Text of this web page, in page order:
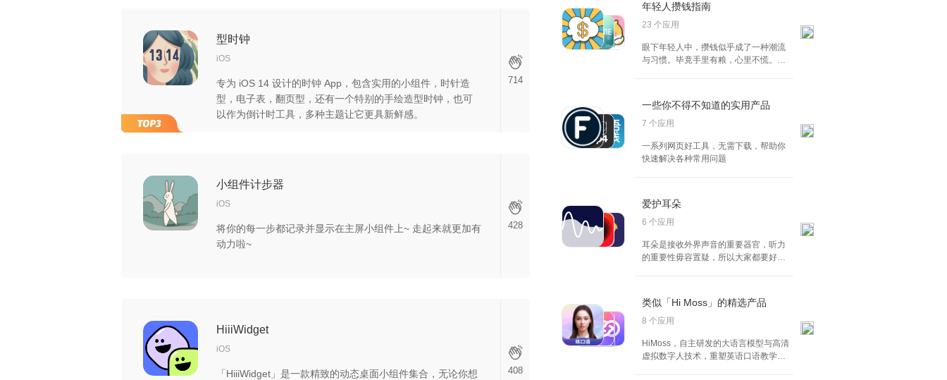
型时钟
iOS
专为 iOS 14 设计的时钟 App，包含实用的小组件，时针造
型，电子表，翻页型，还有一个特别的手绘造型时钟，也可
以作为倒计时工具，多种主题让它更具新鲜感。
714
小组件计步器
iOS
将你的每一步都记录并显示在主屏小组件上~ 走起来就更加有
动力啦~
428
HiiiWidget
iOS
「HiiiWidget」是一款精致的动态桌面小组件集合，无论你想
408
年轻人攒钱指南
23 个应用
眼下年轻人中，攒钱似乎成了一种潮流
与习惯。毕竟手里有粮，心里不慌。攒
确和长远的决定，把钱花在刀刃上，花
在那些真正提升生活品质的物品与服务
上。也许你可以从记账开始，可以帮助
金，同时也能够使自己的财务状况有条
理、有序，让自己的周转变得更加顺
一些你不得不知道的实用产品
7 个应用
一系列网页好工具，无需下载，帮助你
快速解决各种常用问题
爱护耳朵
6 个应用
耳朵是接收外界声音的重要器官，听力
的重要性毋容置疑，所以大家都要好好
类似「Hi Moss」的精选产品
8 个应用
HiMoss，自主研发的大语言模型与高清
虚拟数字人技术，重塑英语口语教学的